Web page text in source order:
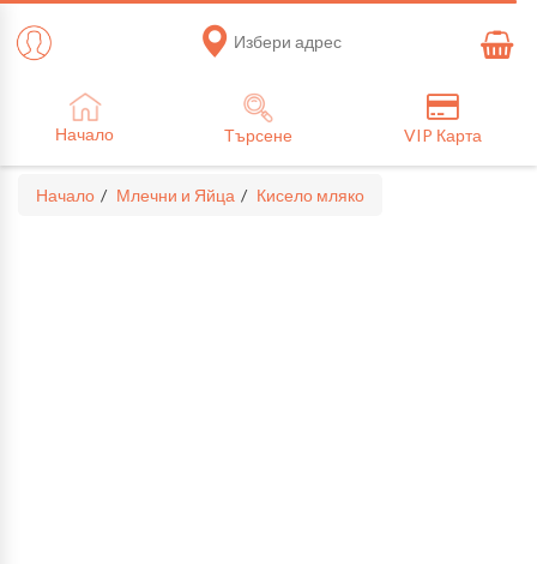
Избери адрес
Начало Търсене VIP Карта
Начало Млечни и Яйца Кисело мляко